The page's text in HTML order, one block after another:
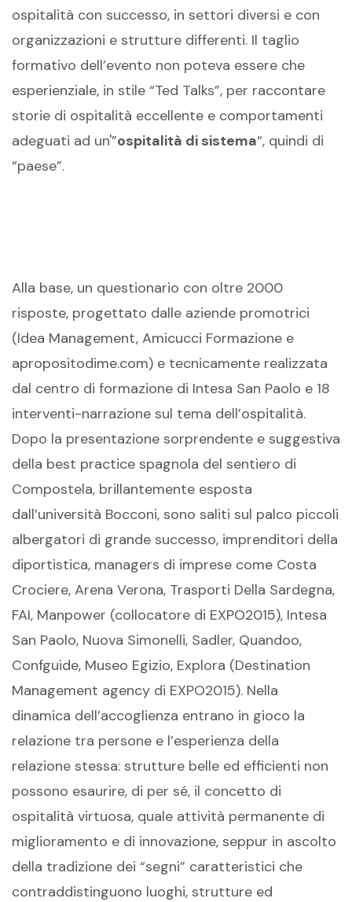
ospitalità con successo, in settori diversi e con
organizzazioni e strutture differenti. Il taglio
formativo dell’evento non poteva essere che
esperienziale, in stile “Ted Talks”, per raccontare
storie di ospitalità eccellente e comportamenti
adeguati ad un'”ospitalità di sistema“, quindi di
“paese”.
Alla base, un questionario con oltre 2000
risposte, progettato dalle aziende promotrici
(Idea Management, Amicucci Formazione e
apropositodime.com) e tecnicamente realizzata
dal centro di formazione di Intesa San Paolo e 18
interventi-narrazione sul tema dell’ospitalità.
Dopo la presentazione sorprendente e suggestiva
della best practice spagnola del sentiero di
Compostela, brillantemente esposta
dall’università Bocconi, sono saliti sul palco piccoli
albergatori di grande successo, imprenditori della
diportistica, managers di imprese come Costa
Crociere, Arena Verona, Trasporti Della Sardegna,
FAI, Manpower (collocatore di EXPO2015), Intesa
San Paolo, Nuova Simonelli, Sadler, Quandoo,
Confguide, Museo Egizio, Explora (Destination
Management agency di EXPO2015). Nella
dinamica dell’accoglienza entrano in gioco la
relazione tra persone e l’esperienza della
relazione stessa: strutture belle ed efficienti non
possono esaurire, di per sé, il concetto di
ospitalità virtuosa, quale attività permanente di
miglioramento e di innovazione, seppur in ascolto
della tradizione dei “segni” caratteristici che
contraddistinguono luoghi, strutture ed